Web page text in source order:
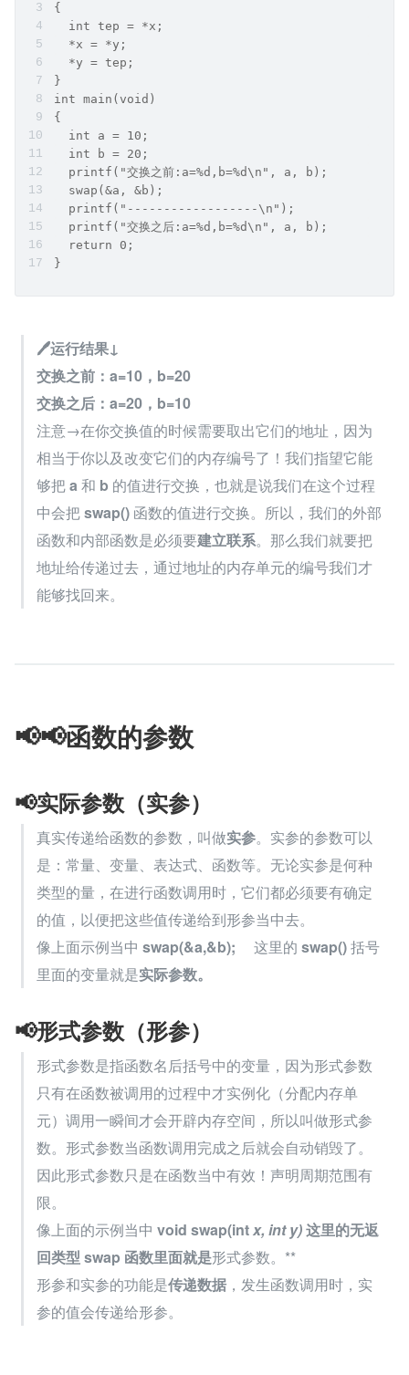
{
  int tep = *x;
  *x = *y;
  *y = tep;
}
int main(void)
{
  int a = 10;
  int b = 20;
  printf("交换之前:a=%d,b=%d\n", a, b);
  swap(&a, &b);
  printf("------------------\n");
  printf("交换之后:a=%d,b=%d\n", a, b);
  return 0;
}
🖊运行结果↓
交换之前：a=10，b=20
交换之后：a=20，b=10
注意→在你交换值的时候需要取出它们的地址，因为
相当于你以及改变它们的内存编号了！我们指望它能
够把 a 和 b 的值进行交换，也就是说我们在这个过程
中会把 swap() 函数的值进行交换。所以，我们的外部
函数和内部函数是必须要建立联系。那么我们就要把
地址给传递过去，通过地址的内存单元的编号我们才
能够找回来。
📢📢函数的参数
📢实际参数（实参）
真实传递给函数的参数，叫做实参。实参的参数可以
是：常量、变量、表达式、函数等。无论实参是何种
类型的量，在进行函数调用时，它们都必须要有确定
的值，以便把这些值传递给到形参当中去。
像上面示例当中 swap(&a,&b); 这里的 swap() 括号
里面的变量就是实际参数。
📢形式参数（形参）
形式参数是指函数名后括号中的变量，因为形式参数
只有在函数被调用的过程中才实例化（分配内存单
元）调用一瞬间才会开辟内存空间，所以叫做形式参
数。形式参数当函数调用完成之后就会自动销毁了。
因此形式参数只是在函数当中有效！声明周期范围有
限。
像上面的示例当中 void swap(int x, int y) 这里的无返
回类型 swap 函数里面就是形式参数。**
形参和实参的功能是传递数据 ，发生函数调用时，实
参的值会传递给形参。